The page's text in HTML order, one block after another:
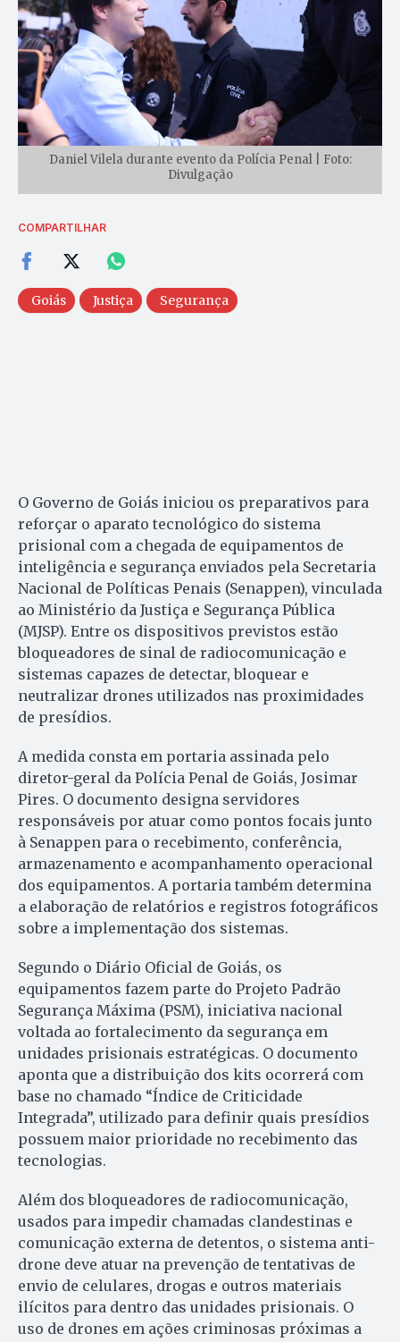
Daniel Vilela durante evento da Polícia Penal | Foto:
Divulgação
COMPARTILHAR
Goiás Justiça Segurança
O Governo de Goiás iniciou os preparativos para
reforçar o aparato tecnológico do sistema
prisional com a chegada de equipamentos de
inteligência e segurança enviados pela Secretaria
Nacional de Políticas Penais (Senappen), vinculada
ao Ministério da Justiça e Segurança Pública
(MJSP). Entre os dispositivos previstos estão
bloqueadores de sinal de radiocomunicação e
sistemas capazes de detectar, bloquear e
neutralizar drones utilizados nas proximidades
de presídios.
A medida consta em portaria assinada pelo
diretor-geral da Polícia Penal de Goiás, Josimar
Pires. O documento designa servidores
responsáveis por atuar como pontos focais junto
à Senappen para o recebimento, conferência,
armazenamento e acompanhamento operacional
dos equipamentos. A portaria também determina
a elaboração de relatórios e registros fotográficos
sobre a implementação dos sistemas.
Segundo o Diário Oficial de Goiás, os
equipamentos fazem parte do Projeto Padrão
Segurança Máxima (PSM), iniciativa nacional
voltada ao fortalecimento da segurança em
unidades prisionais estratégicas. O documento
aponta que a distribuição dos kits ocorrerá com
base no chamado “Índice de Criticidade
Integrada”, utilizado para definir quais presídios
possuem maior prioridade no recebimento das
tecnologias.
Além dos bloqueadores de radiocomunicação,
usados para impedir chamadas clandestinas e
comunicação externa de detentos, o sistema anti-
drone deve atuar na prevenção de tentativas de
envio de celulares, drogas e outros materiais
ilícitos para dentro das unidades prisionais. O
uso de drones em ações criminosas próximas a